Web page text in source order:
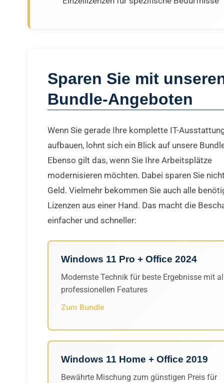
Sparen Sie mit
Bundle-Angeboten
Wenn Sie gerade Ihre komplette IT-
aufbauen, lohnt sich ein Blick auf unsere
Ebenso gilt das, wenn Sie Ihre Arbeitsplätze
modernisieren möchten. Dabei sparen Sie
Geld. Vielmehr bekommen Sie auch alle
Lizenzen aus einer Hand. Das macht die
einfacher und schneller:
Windows 11 Pro + Office 2024
Modernste Technik für beste Ergebnisse mit
professionellen Features
Zum Bundle
Windows 11 Home + Office 2019
Bewährte Mischung zum günstigen Preis für